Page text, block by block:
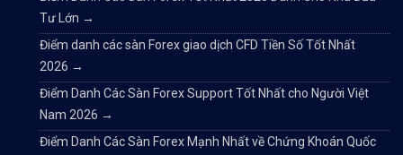
Tư Lớn →
Điểm danh các sàn Forex giao dịch CFD Tiền Số Tốt Nhất
2026 →
Điểm Danh Các Sàn Forex Support Tốt Nhất cho Người Việt
Nam 2026 →
Điểm Danh Các Sàn Forex Mạnh Nhất về Chứng Khoán Quốc